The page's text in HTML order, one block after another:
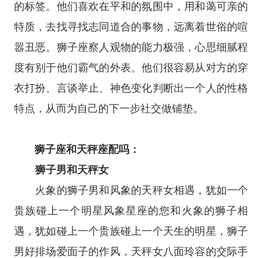
的标签。他们喜欢在平和的氛围中，用和蔼可亲的
特质，去找寻找志同道合的事物，远离着世俗的喧
嚣丑恶。狮子座察人观物的能力极强，心思细腻程
度有别于他们霸气的外表。他们很容易从对方的穿
衣打扮、言谈举止、神色变化判断出一个人的性格
特点，从而为自己的下一步社交做铺垫。
狮子座和天秤座配吗：
狮子男和天秤女
火象的狮子男和风象的天秤女相遇，犹如一个
贵族碰上一个明星风象星座的您和火象的狮子相
遇，犹如碰上一个贵族碰上一个天生的明星，狮子
男好排场爱面子的作风，天秤女八面玲容的交际手